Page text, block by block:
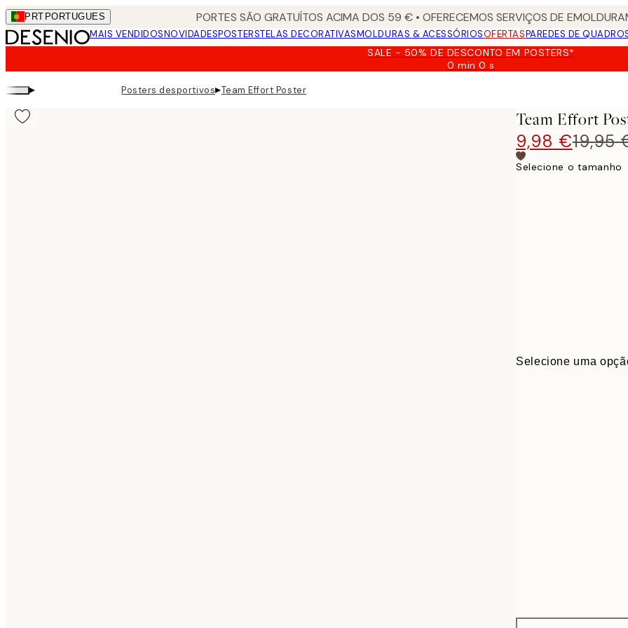
Skip
to
main
PRT PORTUGUES PORTES SÃO GRATUÍTOS ACIMA DOS 59 € • OFERECEMOS SERVIÇOS DE
MAIS VENDIDOSNOVIDADESPOSTERSTELAS DECORATIVASMOLDURAS & ACESSÓRIOSOFERTASPAREDES DE
SALE - 50% DE DESCONTO EM POSTERS*
0 min0 s
Válido
▸ Posters desportivos▸Team Effort Poster
Team Effort
9,98 €19,95
Selecione o tamanho
Selecione uma